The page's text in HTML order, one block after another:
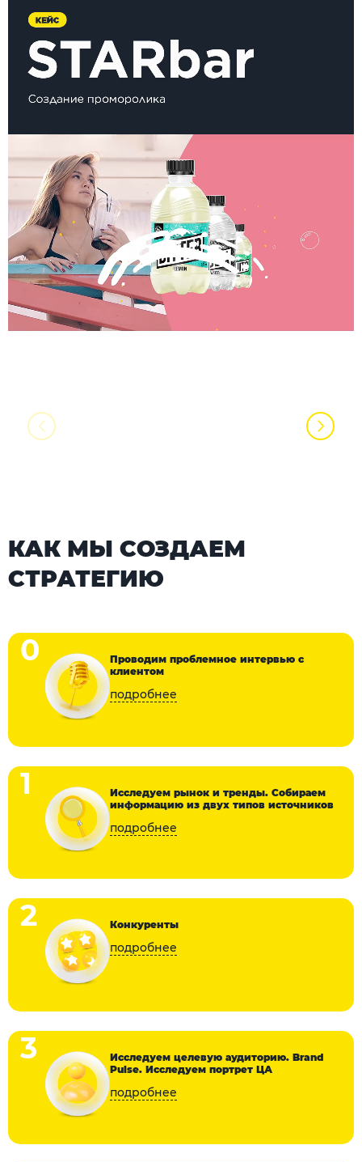
КАК МЫ СОЗДАЕМ
СТРАТЕГИЮ
0
Проводим проблемное интервью с
клиентом
1
Исследуем рынок и тренды. Собираем
информацию из двух типов источников
2 Конкуренты
3
Исследуем целевую аудиторию. Brand
Pulse. Исследуем портрет ЦА